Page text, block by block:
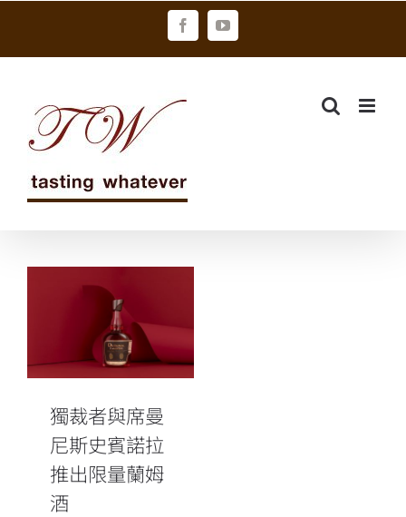
FacebookYouTube
獨裁者與席曼
尼斯史賓諾拉
推出限量蘭姆
酒
獨裁者與席曼
尼斯史賓諾拉
推出限量蘭姆
酒